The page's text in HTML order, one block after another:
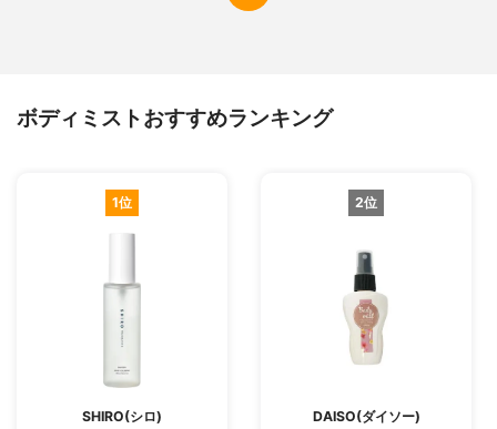
ボディミストおすすめランキング
1位
SHIRO(シロ)
2位
DAISO(ダイソー)